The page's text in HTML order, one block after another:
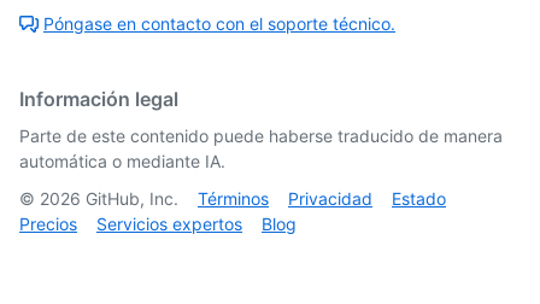
Póngase en contacto con el soporte técnico.
Información legal
Parte de este contenido puede haberse traducido de manera
automática o mediante IA.
© 2026 GitHub, Inc. Términos Privacidad
Estado
Precios
Servicios expertos Blog